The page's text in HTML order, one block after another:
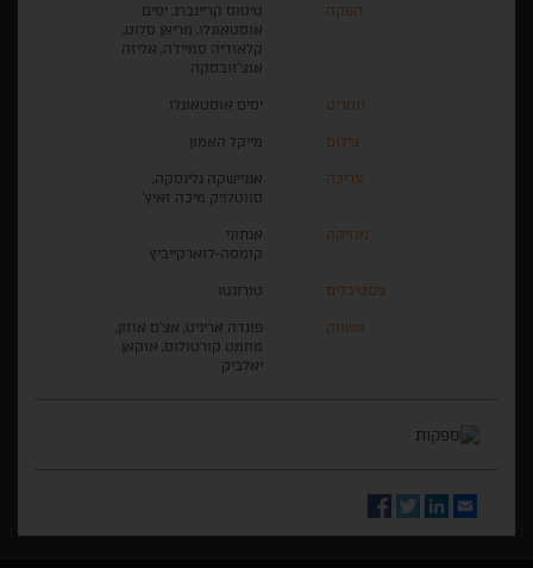
הפקה
טיטוס קריינברג, יסים
אוסטאוגלו, מריאן סלוט,
קלאודיה סמייז'ה, אליזה
אוצ'זובסקה
תסריט יסים אוסטאוגלו
צילום מייקל האמון
עריכה
אגניישקה גלינסקה,
סווטלויק מיכה זאיץ'
מוזיקה
אנתוני
קומסה-לזארקייביץ
פסטיבלים טורונטו
משחק
פונדה אריגיט, אצ'ם אוזון,
מחמט קורטולוס, אוקאן
יאלביק
Email
LinkedIn
Twitter
Facebook